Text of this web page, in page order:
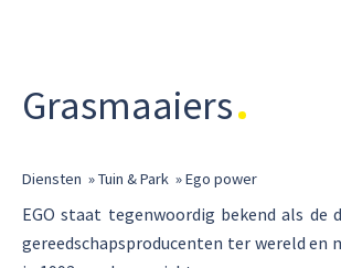
Grasmaaiers
Diensten »Tuin & Park »Ego power
EGO staat tegenwoordig bekend als
gereedschapsproducenten ter wereld